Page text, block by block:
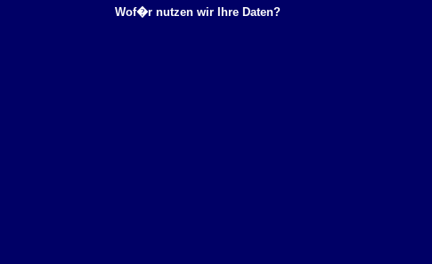
Wof�r nutzen wir Ihre Daten?